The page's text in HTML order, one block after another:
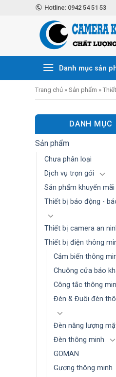
Hotline: 0942 54 51 53
Danh mục sản
Trang chủ » Sản phẩm »
DANH MỤC
Sản phẩm
Chưa phân loại
Dịch vụ trọn gói
Sản phẩm khuyến mãi
Thiết bị báo động -
Thiết bị camera an
Thiết bị điện thông
Cảm biến thông
Chuông cửa báo
Công tắc thông
Đèn & Đuôi đèn
Đèn năng lượng
Đèn thông minh
GOMAN
Gương thông minh